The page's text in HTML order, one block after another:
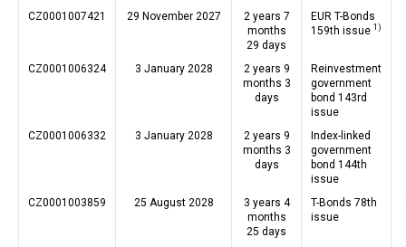
CZ0001007421 29 November 2027
2 years 7
months
29 days
EUR T-Bonds
159th issue 1)
CZ0001006324 3 January 2028
2 years 9
months 3
days
Reinvestment
government
bond 143rd
issue
CZ0001006332
3 January 2028
2 years 9
months 3
days
Index-linked
government
bond 144th
issue
CZ0001003859
25 August 2028
3 years 4
months
25 days
T-Bonds 78th
issue